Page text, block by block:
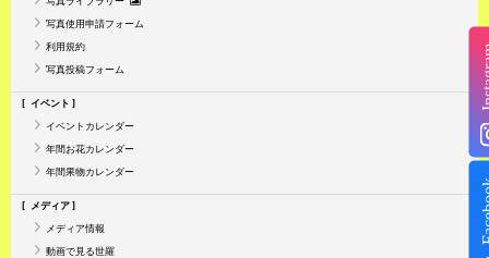
写真使用申請フォーム
利用規約
写真投稿フォーム
イベント
イベントカレンダー
年間お花カレンダー
年間果物カレンダー
メディア
メディア情報
動画で見る世羅